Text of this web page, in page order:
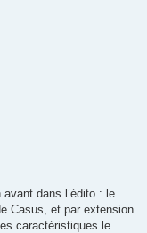
dans l’édito : le
Casus, et par extension
caractéristiques le